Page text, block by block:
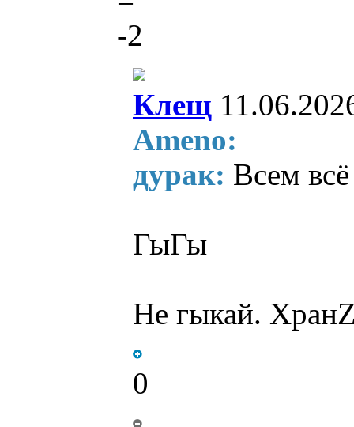
-2
Клещ
Ameno:
дурак: Всем
ГыГы
Не гыкай.
0